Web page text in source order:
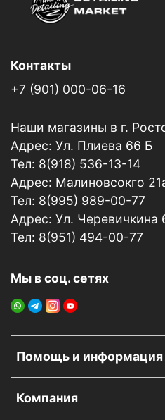
Помощь и информация
Компания
Контакты
+7 (901) 000-06-16
Наши магазины в г.
Адрес: Ул. Плиева 66 Б
Тел: 8(918) 536-13-14
Адрес: Малиновсокго
Тел: 8(995) 989-00-77
Адрес: Ул. Черевичкина
Тел: 8(951) 494-00-77
Мы в соц. сетях